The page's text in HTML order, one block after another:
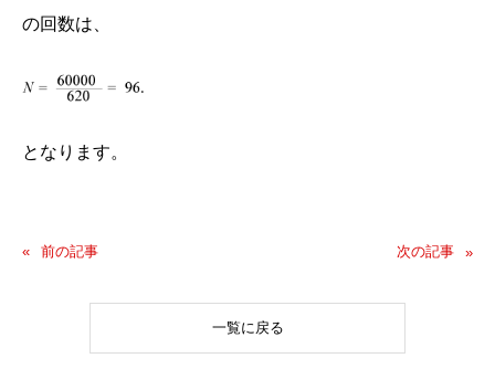
の回数は、
となります。
前の記事
一覧に戻る
次の記事